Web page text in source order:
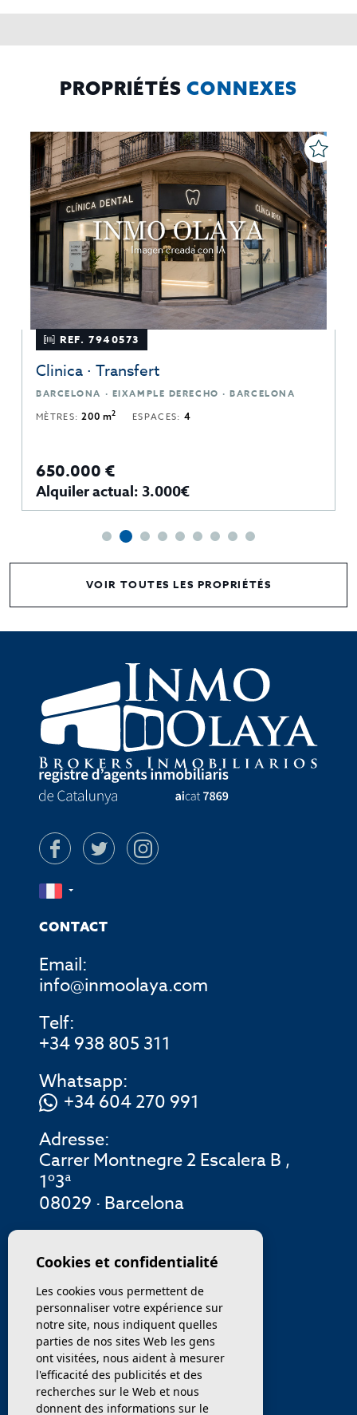
rectificar y suprimir los datos, solicitar la portabilidad de los
PROPRIÉTÉS CONNEXES
REF. 7940573
Clinica · Transfert
BARCELONA · EIXAMPLE DERECHO · BARCELONA
MÈTRES:200 m2 ESPACES: 4
650.000 €
Alquiler actual: 3.000€
VOIR TOUTES LES PROPRIÉTÉS
CONTACT
Email:
info@inmoolaya.com
Telf:
+34 938 805 311
Whatsapp:
+34 604 270 991
Adresse:
Carrer Montnegre 2 Escalera B ,
1º3ª
08029 · Barcelona
MENU
ENTREPRISE
PROPRIÉTÉS
SERVICES
Cookies et confidentialité
Les cookies vous permettent de
personnaliser votre expérience sur
notre site, nous indiquent quelles
parties de nos sites Web les gens
ont visitées, nous aident à mesurer
l'efficacité des publicités et des
recherches sur le Web et nous
donnent des informations sur le